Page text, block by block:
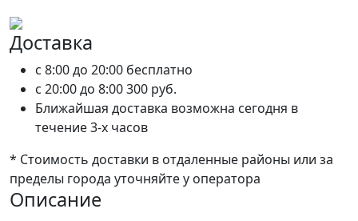
Доставка
c 8:00 до 20:00 бесплатно
c 20:00 до 8:00300 руб.
Ближайшая доставка возможна сегодня в
течение 3-х часов
* Стоимость доставки в отдаленные районы или за
пределы города уточняйте у оператора
Описание